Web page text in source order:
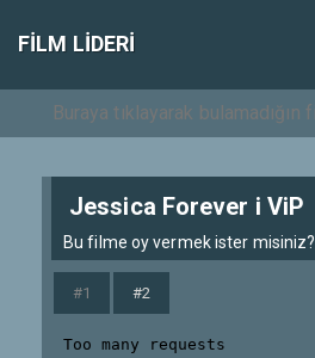
FILM LIDERI
Jessica Forever i ViP
Bu filme oy vermek ister misiniz?
#1 #2